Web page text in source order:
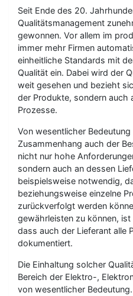
Seit Ende des 20.
Qualitätsmanagement
gewonnen. Vor allem im
immer mehr Firmen
einheitliche Standards mit
Qualität ein. Dabei wird der
weit gesehen und bezieht
der Produkte, sondern auch
Prozesse.
Von wesentlicher
Zusammenhang auch der
nicht nur hohe
sondern auch an dessen
beispielsweise notwendig,
beziehungsweise einzelne
zurückverfolgt werden
gewährleisten zu können,
dass auch der Lieferant alle
dokumentiert.
Die Einhaltung solcher
Bereich der Elektro-,
von wesentlicher